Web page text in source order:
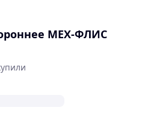
МЕХ-ФЛИС